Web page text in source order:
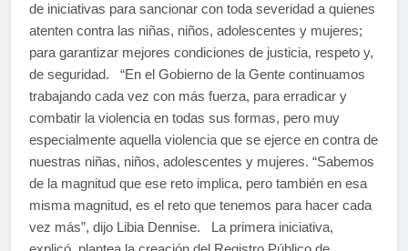
de iniciativas para sancionar con toda severidad a quienes
atenten contra las niñas, niños, adolescentes y mujeres;
para garantizar mejores condiciones de justicia, respeto y,
de seguridad. “En el Gobierno de la Gente continuamos
trabajando cada vez con más fuerza, para erradicar y
combatir la violencia en todas sus formas, pero muy
especialmente aquella violencia que se ejerce en contra de
nuestras niñas, niños, adolescentes y mujeres. “Sabemos
de la magnitud que ese reto implica, pero también en esa
misma magnitud, es el reto que tenemos para hacer cada
vez más”, dijo Libia Dennise. La primera iniciativa,